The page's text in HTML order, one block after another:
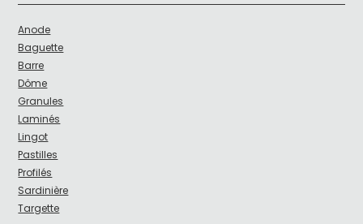
Anode
Baguette
Barre
Dôme
Granules
Laminés
Lingot
Pastilles
Profilés
Sardinière
Targette